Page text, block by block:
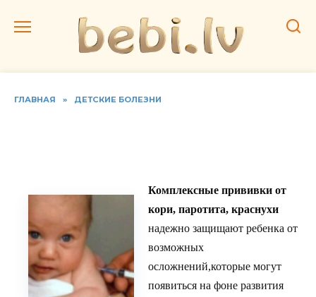
ГЛАВНАЯ » ДЕТСКИЕ БОЛЕЗНИ
Комплексные прививки от
кори, паротита, краснухи
надежно защищают ребенка от
возможных
осложнений,которые могут
появиться на фоне развития